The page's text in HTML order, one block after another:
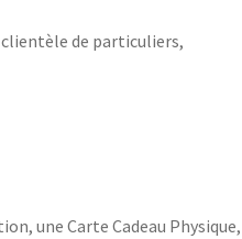
clientèle de particuliers,
une Carte Cadeau Physique,